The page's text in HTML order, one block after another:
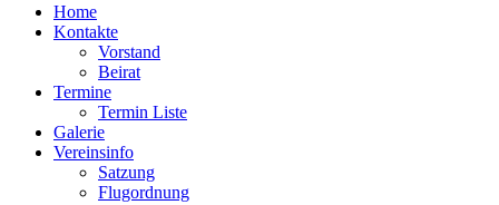
Home
Kontakte
Vorstand
Beirat
Termine
Termin Liste
Galerie
Vereinsinfo
Satzung
Flugordnung